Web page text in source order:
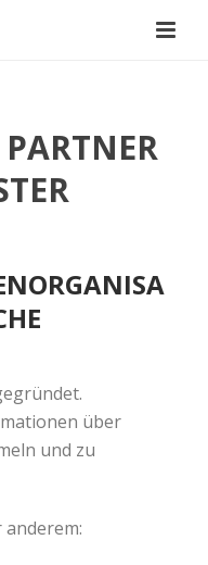
über
und zu